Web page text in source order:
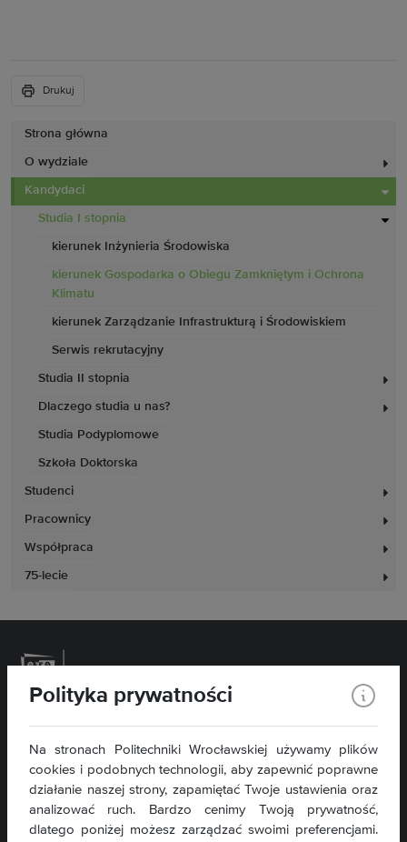
Strona główna
O wydziale
Kandydaci
Studia I stopnia
kierunek Inżynieria Środowiska
kierunek Gospodarka o Obiegu Zamkniętym i Ochrona
Klimatu
kierunek Zarządzanie Infrastrukturą i Środowiskiem
Serwis rekrutacyjny
Studia II stopnia
Dlaczego studia u nas?
Studia Podyplomowe
Szkoła Doktorska
Studenci
Pracownicy
Współpraca
75-lecie
Drukuj
Wydział Inżynierii Środowiska
Plac Grunwaldzki 13
50-377 Wrocław
tel. 71 320 46 76
wis@pwr.edu.pl
Polityka prywatności
Na stronach Politechniki Wrocławskiej używamy plików
cookies i podobnych technologii, aby zapewnić poprawne
działanie naszej strony, zapamiętać Twoje ustawienia oraz
analizować ruch. Bardzo cenimy Twoją prywatność,
dlatego poniżej możesz zarządzać swoimi preferencjami.